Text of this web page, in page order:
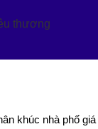
thương
khúc nhà phố